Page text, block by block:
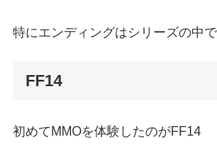
特にエンディングはシリーズの中で
FF14
初めてMMOを体験したのがFF14